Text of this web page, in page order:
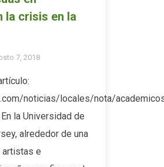
la crisis en la
7, 2018
noticias/locales/nota/
la Universidad de
alrededor de una
artistas e